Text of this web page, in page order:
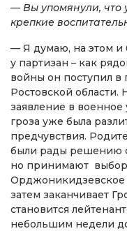
— Вы упомянули,
крепкие
— Я думаю, на этом и
у партизан – как
войны он поступил
Ростовской области.
заявление в
гроза уже была
предчувствия.
были рады решению
но принимают выбор
Орджоникидзевское
затем заканчивает
становится
небольшим недели